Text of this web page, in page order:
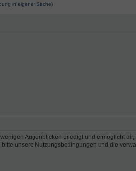
in eigener Sache)
Augenblicken erledigt und ermöglicht
unsere Nutzungsbedingungen und die